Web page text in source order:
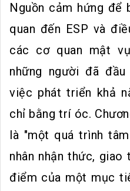
Nguồn cảm hứng để
quan đến ESP và
các cơ quan mật
những người đã
việc phát triển khả
chỉ bằng trí óc.
là "một quá trình
nhân nhận thức,
điểm của một mục